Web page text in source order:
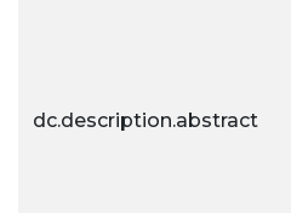
dc.description.abstract